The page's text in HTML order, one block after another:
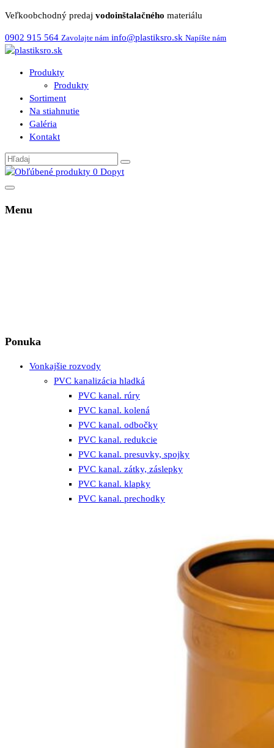
Veľkoobchodný predaj vodoinštalačného materiálu
0902 915 564 Zavolajte nám info@plastiksro.sk Napíšte nám
Produkty
Produkty
Sortiment
Na stiahnutie
Galéria
Kontakt
0 Dopyt
Menu
Ponuka
Vonkajšie rozvody
PVC kanalizácia hladká
PVC kanal. rúry
PVC kanal. kolená
PVC kanal. odbočky
PVC kanal. redukcie
PVC kanal. presuvky, spojky
PVC kanal. zátky, záslepky
PVC kanal. klapky
PVC kanal. prechodky